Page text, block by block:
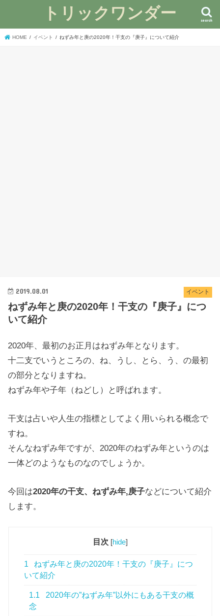
トリックワンダー search
HOME イベント ねずみ年と庚の2020年！干支の『庚子』について紹介
イベント
2019.08.01
ねずみ年と庚の2020年！干支の『庚子』につ
いて紹介
2020年、最初のお正月はねずみ年となります。
十二支でいうところの、ね、うし、とら、う、の最初
の部分となりますね。
ねずみ年や子年（ねどし）と呼ばれます。
干支は占いや人生の指標としてよく用いられる概念で
すね。
そんなねずみ年ですが、2020年のねずみ年というのは
一体どのようなものなのでしょうか。
今回は2020年の干支、ねずみ年,庚子などについて紹介
します。
目次 [hide]
1
ねずみ年と庚の2020年！干支の『庚子』につ
いて紹介
1.1
2020年の”ねずみ年”以外にもある干支の概
念